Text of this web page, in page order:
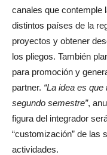
canales que contemple
distintos países de la
proyectos y obtener
los pliegos. También
para promoción y
partner. “La idea es
segundo semestre”,
figura del integrador
“customización” de las
actividades.